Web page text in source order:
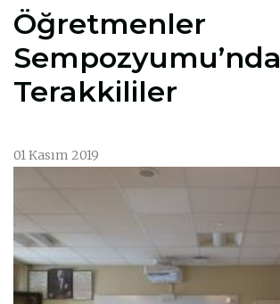
Öğretmenler
Sempozyumu’nda
Terakkililer
01 Kasım 2019